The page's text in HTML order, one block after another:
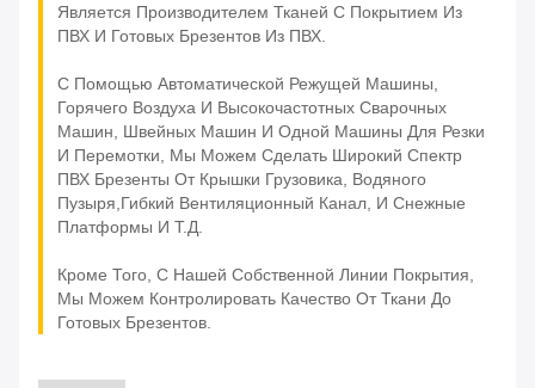
Является Производителем Тканей С Покрытием Из
ПВХ И Готовых Брезентов Из ПВХ.
С Помощью Автоматической Режущей Машины,
Горячего Воздуха И Высокочастотных Сварочных
Машин, Швейных Машин И Одной Машины Для Резки
И Перемотки, Мы Можем Сделать Широкий Спектр
ПВХ Брезенты От Крышки Грузовика, Водяного
Пузыря,гибкий Вентиляционный Канал, И Снежные
Платформы И Т.д.
Кроме Того, С Нашей Собственной Линии Покрытия,
Мы Можем Контролировать Качество От Ткани До
Готовых Брезентов.